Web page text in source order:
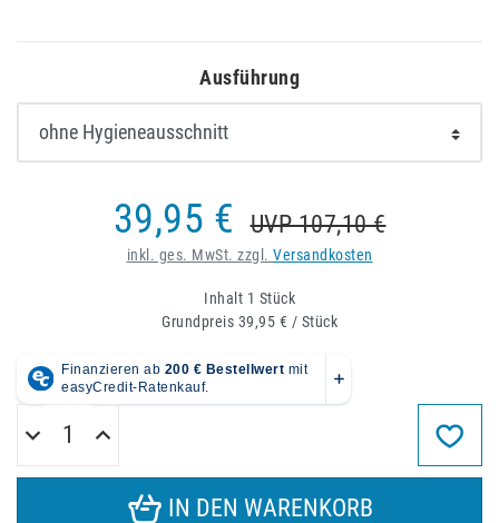
Ausführung
39,95 € UVP 107,10 €
inkl. ges. MwSt. zzgl. Versandkosten
Inhalt 1 Stück
Grundpreis 39,95 € / Stück
IN DEN WARENKORB